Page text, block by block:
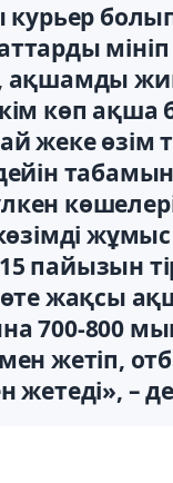
курьер
көп ақша
жеке өзім
пайызын
өте жақсы
700-800
жетіп,
жетеді», –